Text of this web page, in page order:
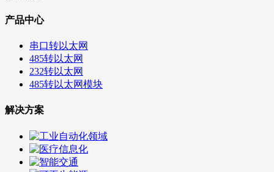
产品中心
串口转以太网
485转以太网
232转以太网
485转以太网模块
解决方案